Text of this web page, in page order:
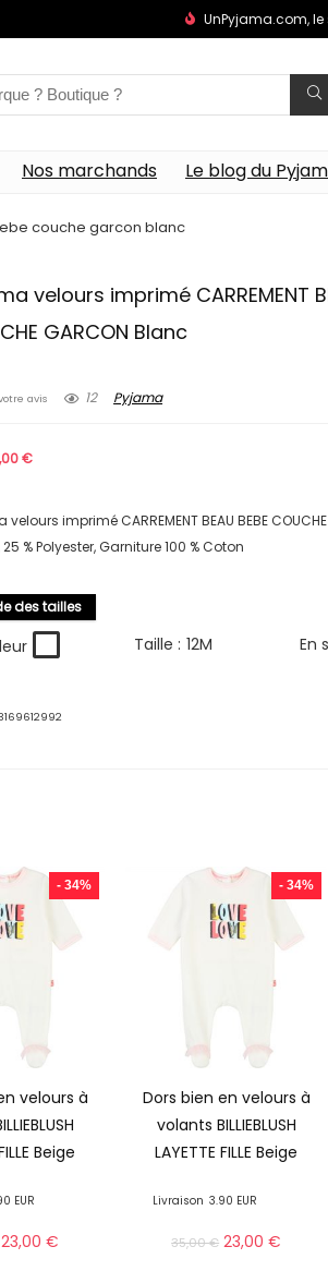
UnPyjama.com,
Nos marchands Le blog du
couche garcon blanc
velours imprimé CARREMENT
GARCON Blanc
avis 12 Pyjama
€
velours imprimé CARREMENT BEAU BEBE
% Polyester, Garniture 100 % Coton
des tailles
Taille : 12M En
- 34%
velours à
Beige
EUR
23,00€
- 34%
Dors bien en velours à
volants BILLIEBLUSH
LAYETTE FILLE Beige
Livraison 3.90 EUR
35,00€ 23,00€